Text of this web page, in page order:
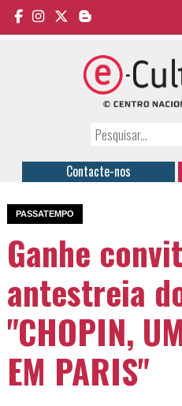
Contacte-nos
PASSATEMPO
Ganhe
antestreia
"CHOPIN,
EM PARIS"